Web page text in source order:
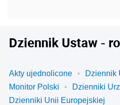
Dziennik Ustaw -
Akty ujednolicone
Dziennik
Monitor Polski
Dzienniki
Dzienniki Unii Europejskiej